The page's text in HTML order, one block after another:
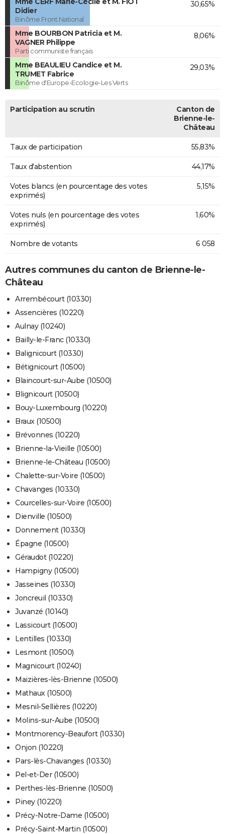
Didier
Binôme Front National
30,65%
Mme BOURBON Patricia et M.
VAGNER Philippe
Parti communiste français
8,06%
Mme BEAULIEU Candice et M.
TRUMET Fabrice
Binôme d'Europe-Ecologie-Les Verts
29,03%
Participation au scrutin
Canton de
Brienne-le-
Château
Taux de participation 55,83%
Taux d'abstention 44,17%
Votes blancs (en pourcentage des votes
exprimés)
5,15%
Votes nuls (en pourcentage des votes
exprimés)
1,60%
Nombre de votants 6 058
Autres communes du canton de Brienne-le-
Château
Arrembécourt (10330)
Assencières (10220)
Aulnay (10240)
Bailly-le-Franc (10330)
Balignicourt (10330)
Bétignicourt (10500)
Blaincourt-sur-Aube (10500)
Blignicourt (10500)
Bouy-Luxembourg (10220)
Braux (10500)
Brévonnes (10220)
Brienne-la-Vieille (10500)
Brienne-le-Château (10500)
Chalette-sur-Voire (10500)
Chavanges (10330)
Courcelles-sur-Voire (10500)
Dienville (10500)
Donnement (10330)
Épagne (10500)
Géraudot (10220)
Hampigny (10500)
Jasseines (10330)
Joncreuil (10330)
Juvanzé (10140)
Lassicourt (10500)
Lentilles (10330)
Lesmont (10500)
Magnicourt (10240)
Maizières-lès-Brienne (10500)
Mathaux (10500)
Mesnil-Sellières (10220)
Molins-sur-Aube (10500)
Montmorency-Beaufort (10330)
Onjon (10220)
Pars-lès-Chavanges (10330)
Pel-et-Der (10500)
Perthes-lès-Brienne (10500)
Piney (10220)
Précy-Notre-Dame (10500)
Précy-Saint-Martin (10500)